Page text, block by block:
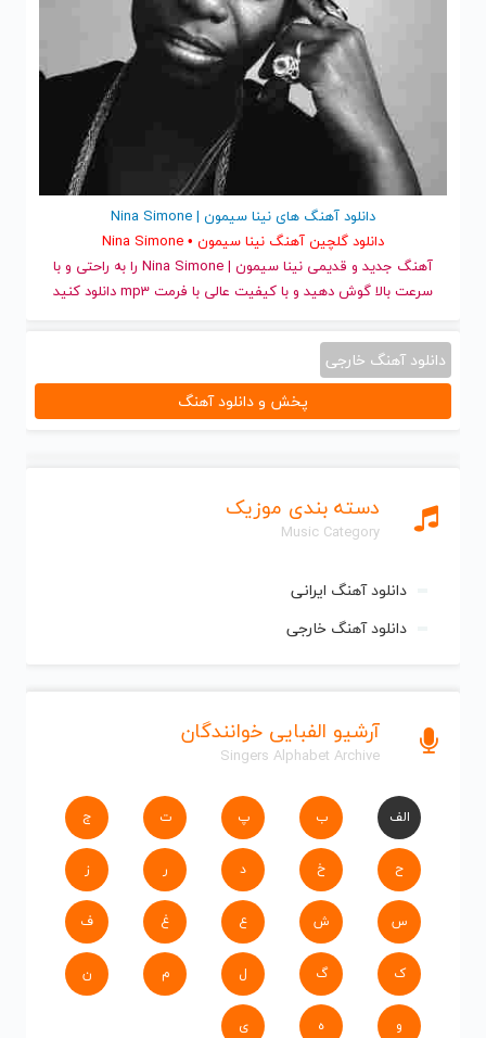
دسته بندی موزیک
Music Category
دانلود آهنگ ایرانی
دانلود آهنگ خارجی
آرشیو الفبایی خوانندگان
Singers Alphabet Archive
الف ب پ ت ج
ح خ د ر ز
س ش ع غ ف
ک گ ل م ن
و ه ی
دانلود آهنگ های نینا سیمون | Nina Simone
دانلود گلچین آهنگ نینا سیمون • Nina Simone
آهنگ جدید
و قدیمی نینا سیمون | Nina Simone را به راحتی و با
سرعت بالا گوش دهید و با کیفیت عالی با فرمت mp3 دانلود کنید
دانلود آهنگ خارجی
پخش و دانلود آهنگ